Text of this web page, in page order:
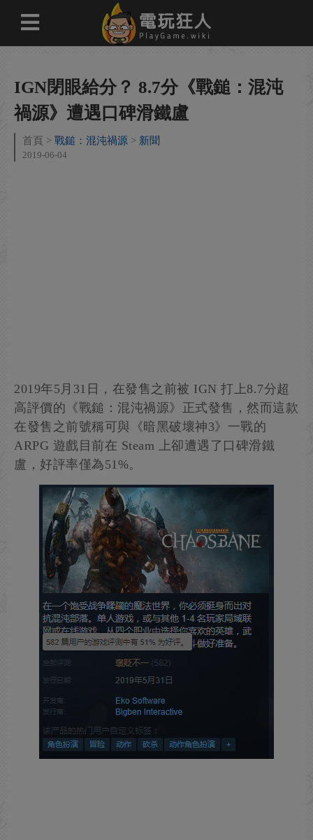
IGN閉眼給分？ 8.7分《戰鎚：混沌
禍源》遭遇口碑滑鐵盧
首頁 戰鎚：混沌禍源 新聞
2019-06-04
2019年5月31日，在發售之前被 IGN 打上8.7分超
高評價的《戰鎚：混沌禍源》正式發售，然而這款
在發售之前號稱可與《暗黑破壞神3》一戰的
ARPG 遊戲目前在 Steam 上卻遭遇了口碑滑鐵
盧，好評率僅為51%。